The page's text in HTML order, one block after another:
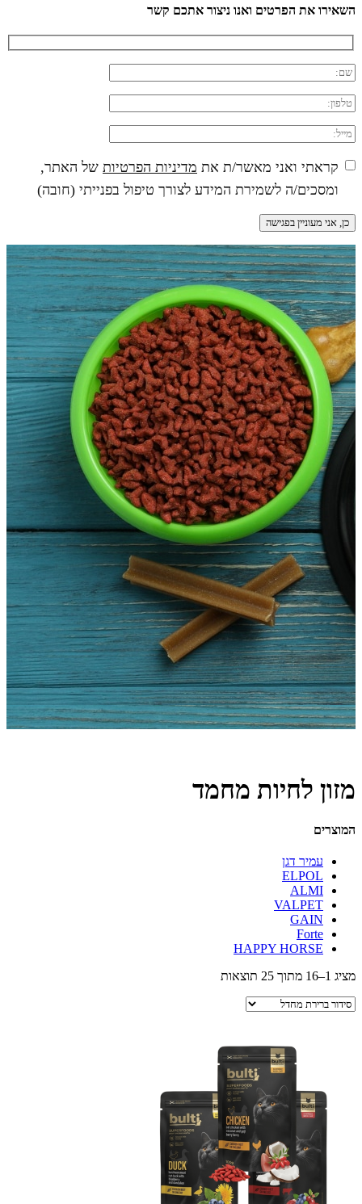
השאירו את הפרטים ואנו ניצור אתכם קשר
קראתי ואני מאשר/ת את מדיניות הפרטיות של האתר,
ומסכים/ה לשמירת המידע לצורך טיפול בפנייתי (חובה)
מזון לחיות מחמד
המוצרים
עמיר דגן
ELPOL
ALMI
VALPET
GAIN
Forte
HAPPY HORSE
מציג 1–16 מתוך 25 תוצאות